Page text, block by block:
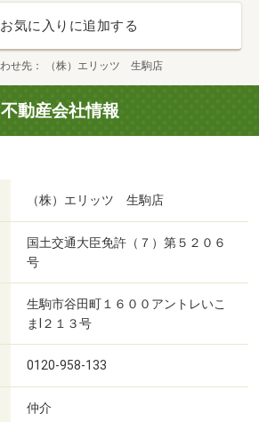
お気に入りに追加する
せ先 （株）エリッツ 生駒店
不動産会社情報
（株）エリッツ 生駒店
国土交通大臣免許（７）第５２０６
号
生駒市谷田町１６００アントレいこ
まⅠ２１３号
0120-958-133
仲介